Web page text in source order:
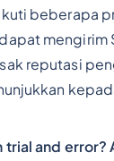
beberapa
mengirim
reputasi
and error?